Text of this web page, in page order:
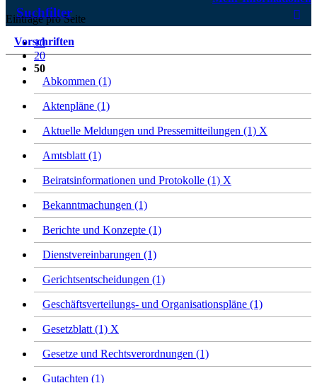
Einträge pro Seite
10
20
50
Suchfilter
Vorschriften
Abkommen (1)
Aktenpläne (1)
Aktuelle Meldungen und Pressemitteilungen (1) X
Amtsblatt (1)
Beiratsinformationen und Protokolle (1) X
Bekanntmachungen (1)
Berichte und Konzepte (1)
Dienstvereinbarungen (1)
Gerichtsentscheidungen (1)
Geschäftsverteilungs- und Organisationspläne (1)
Gesetzblatt (1) X
Gesetze und Rechtsverordnungen (1)
Gutachten (1)